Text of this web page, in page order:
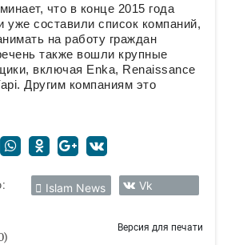
что в конце 2015 года
уже составили список компаний,
на работу граждан
также вошли крупные
включая Enka, Renaissance
Другим компаниям это
Islam News Vk
)
Версия для печати